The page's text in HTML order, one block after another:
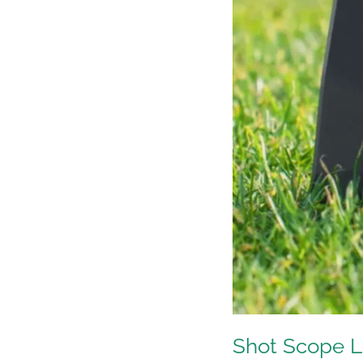
Shot Scope